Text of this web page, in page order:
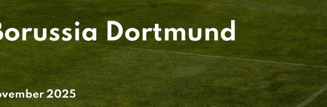
Dortmund
2025